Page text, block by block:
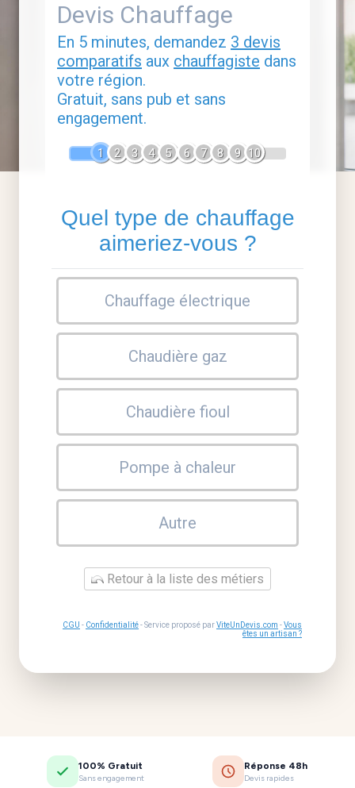
Devis Chauffage
En 5 minutes, demandez 3 devis
comparatifs aux chauffagiste dans
votre région.
Gratuit, sans pub et sans
engagement.
1 2 3 4 5 6 7 8 9 10
Quel type de chauffage
aimeriez-vous ?
Chauffage électrique
Chaudière gaz
Chaudière fioul
Pompe à chaleur
Autre
Retour à la liste des métiers
CGU - Confidentialité- Service proposé parViteUnDevis.com -Vous
êtes un artisan ?
100% Gratuit
Sans engagement
Réponse 48h
Devis rapides